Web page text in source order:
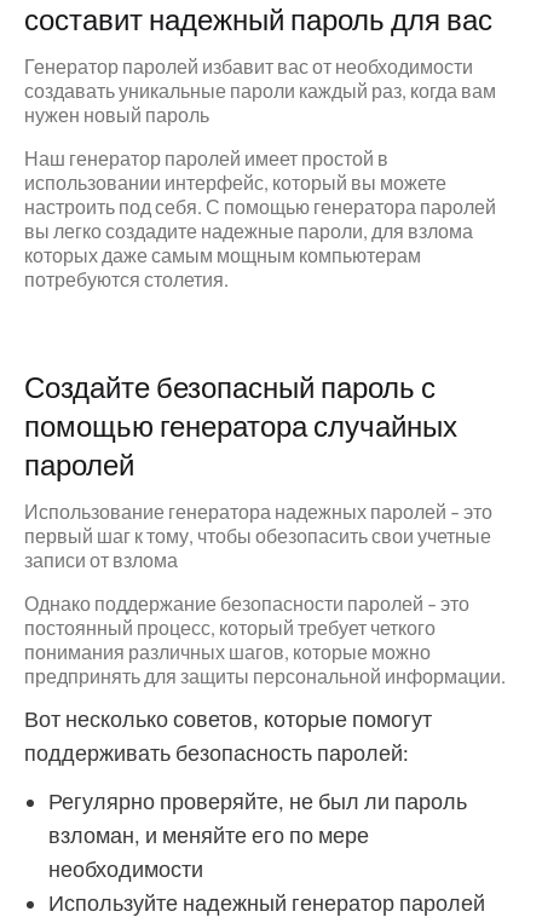
составит надежный пароль для вас
Генератор паролей избавит вас от необходимости
создавать уникальные пароли каждый раз, когда вам
нужен новый пароль
Наш генератор паролей имеет простой в
использовании интерфейс, который вы можете
настроить под себя. С помощью генератора паролей
вы легко создадите надежные пароли, для взлома
которых даже самым мощным компьютерам
потребуются столетия.
Создайте безопасный пароль с
помощью генератора случайных
паролей
Использование генератора надежных паролей - это
первый шаг к тому, чтобы обезопасить свои учетные
записи от взлома
Однако поддержание безопасности паролей - это
постоянный процесс, который требует четкого
понимания различных шагов, которые можно
предпринять для защиты персональной информации.
Вот несколько советов, которые помогут
поддерживать безопасность паролей:
Регулярно проверяйте, не был ли пароль
взломан, и меняйте его по мере
необходимости
Используйте надежный генератор паролей